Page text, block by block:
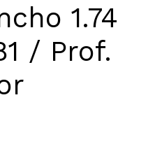
1.74
/ Prof.